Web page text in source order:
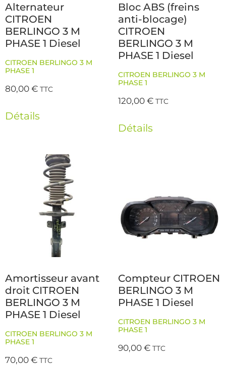
Alternateur
CITROEN
BERLINGO 3 M
PHASE 1 Diesel
CITROEN BERLINGO 3 M
PHASE 1
80,00€ TTC
Détails
Bloc ABS (freins
anti-blocage)
CITROEN
BERLINGO 3 M
PHASE 1 Diesel
CITROEN BERLINGO 3 M
PHASE 1
120,00€ TTC
Détails
Amortisseur avant
droit CITROEN
BERLINGO 3 M
PHASE 1 Diesel
CITROEN BERLINGO 3 M
PHASE 1
70,00€ TTC
Compteur CITROEN
BERLINGO 3 M
PHASE 1 Diesel
CITROEN BERLINGO 3 M
PHASE 1
90,00€ TTC